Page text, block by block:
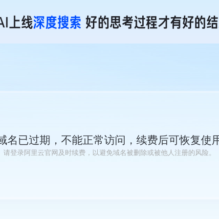
名已过期，不能正常访问，续费后可恢复使
请登录阿里云官网及时续费，以避免域名被删除或被他人注册的风险。